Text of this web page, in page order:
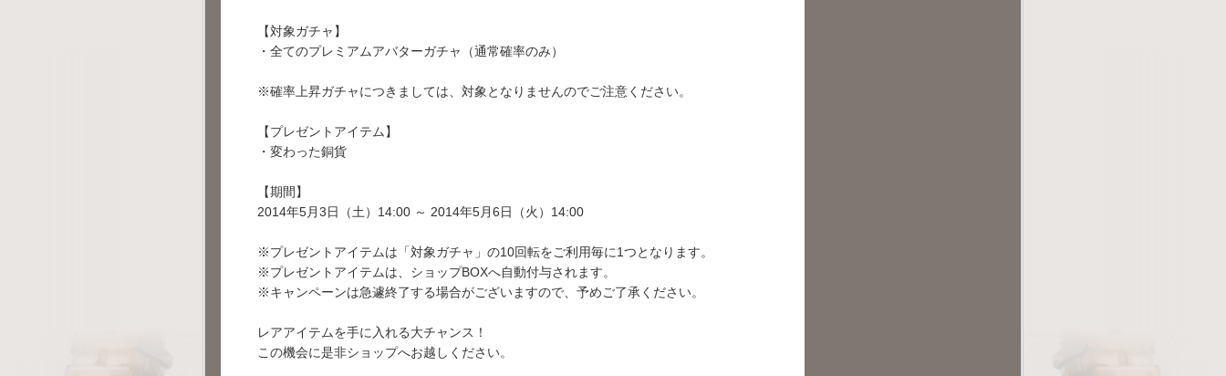
【対象ガチャ】
・全てのプレミアムアバターガチャ（通常確率のみ）
※確率上昇ガチャにつきましては、対象となりませんのでご注意ください。
【プレゼントアイテム】
・変わった銅貨
【期間】
2014年5月3日（土）14:00 ～ 2014年5月6日（火）14:00
※プレゼントアイテムは「対象ガチャ」の10回転をご利用毎に1つとなります。
※プレゼントアイテムは、ショップBOXへ自動付与されます。
※キャンペーンは急遽終了する場合がございますので、予めご了承ください。
レアアイテムを手に入れる大チャンス！
この機会に是非ショップへお越しください。